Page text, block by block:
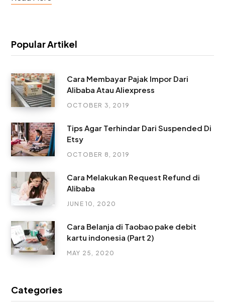
Popular Artikel
Cara Membayar Pajak Impor Dari
Alibaba Atau Aliexpress
OCTOBER 3, 2019
Tips Agar Terhindar Dari Suspended Di
Etsy
OCTOBER 8, 2019
Cara Melakukan Request Refund di
Alibaba
JUNE 10, 2020
Cara Belanja di Taobao pake debit
kartu indonesia (Part 2)
MAY 25, 2020
Categories